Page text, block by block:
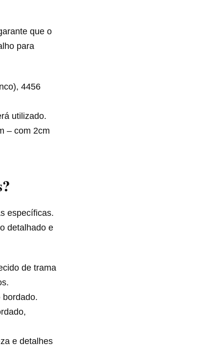
que o
para
4456
utilizado.
– com 2cm
específicas.
detalhado e
de trama
e detalhes